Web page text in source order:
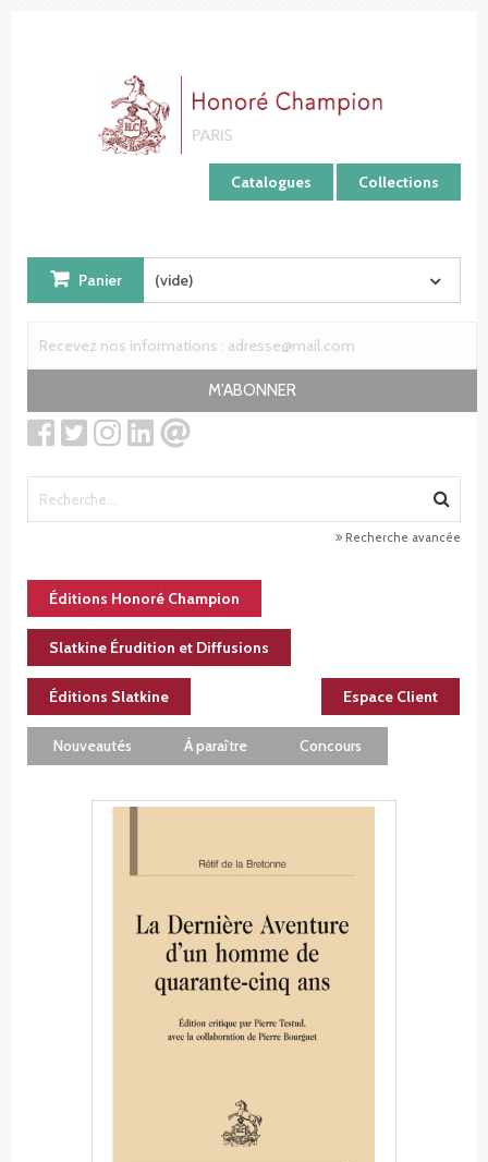
Catalogues Collections
Panier (vide)
M'ABONNER
Recherche avancée
Éditions Honoré Champion
Slatkine Érudition et Diffusions
Éditions Slatkine Espace Client
Nouveautés À paraître Concours